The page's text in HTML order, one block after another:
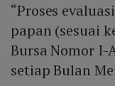
“Proses
papan (sesuai
Bursa Nomor I-
setiap Bulan